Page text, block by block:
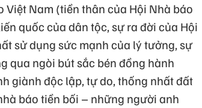
Nam (tiền thân của Hội Nhà báo
quốc của dân tộc, sự ra đời của Hội
sử dụng sức mạnh của lý tưởng, sự
qua ngòi bút sắc bén đồng hành
giành độc lập, tự do, thống nhất đất
báo tiền bối – những người anh